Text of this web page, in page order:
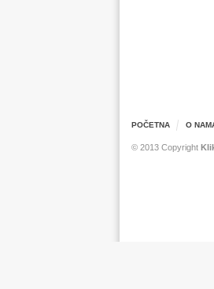
POČETNA O
© 2013 Copyright